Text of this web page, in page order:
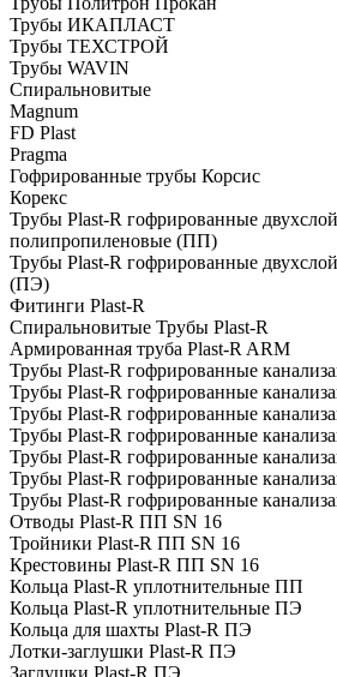
Трубы ИКАПЛАСТ
Трубы ТЕХСТРОЙ
Трубы WAVIN
Спиральновитые
Magnum
FD Plast
Pragma
Гофрированные трубы Корсис
Корекс
Трубы Plast-R гофрированные
полипропиленовые (ПП)
Трубы Plast-R гофрированные
(ПЭ)
Фитинги Plast-R
Спиральновитые Трубы Plast-R
Армированная труба Plast-R ARM
Трубы Plast-R гофрированные
Трубы Plast-R гофрированные
Трубы Plast-R гофрированные
Трубы Plast-R гофрированные
Трубы Plast-R гофрированные
Трубы Plast-R гофрированные
Трубы Plast-R гофрированные
Отводы Plast-R ПП SN 16
Тройники Plast-R ПП SN 16
Крестовины Plast-R ПП SN 16
Кольца Plast-R уплотнительные ПП
Кольца Plast-R уплотнительные ПЭ
Кольца для шахты Plast-R ПЭ
Лотки-заглушки Plast-R ПЭ
Заглушки Plast-R ПЭ